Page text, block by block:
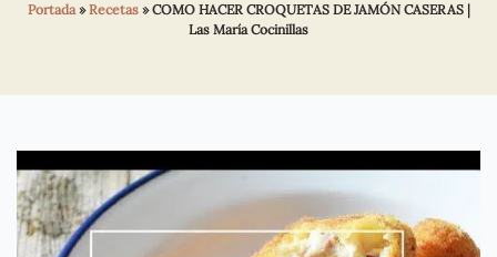
Portada»Recetas»COMO HACER CROQUETAS DE JAMÓN CASERAS |
Las María Cocinillas